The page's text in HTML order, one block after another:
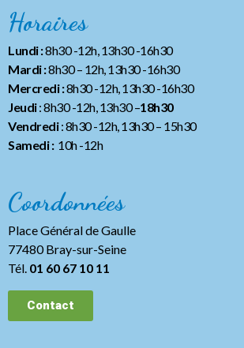
Horaires
Lundi :8h30 -12h, 13h30 -16h30
Mardi :8h30 – 12h, 13h30 -16h30
Mercredi :8h30 -12h, 13h30 -16h30
Jeudi: 8h30 -12h, 13h30 –18h30
Vendredi: 8h30 -12h, 13h30– 15h30
Samedi :10h -12h
Coordonnées
Place Général de Gaulle
77480 Bray-sur-Seine
Tél. 01 60 67 10 11
Contact